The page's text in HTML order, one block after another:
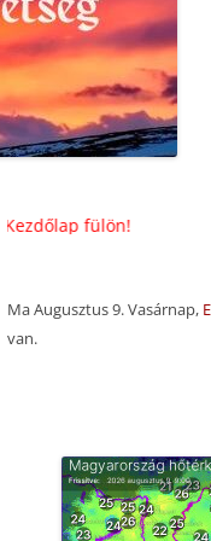
KORÁBBI HAVI PROGRAM
TERVEZETEK(2025-2016)
KORÁBBI PROGRAMOK-
BEJEGYZÉSEK
Ma Augusztus 9. Vasárnap,
van.